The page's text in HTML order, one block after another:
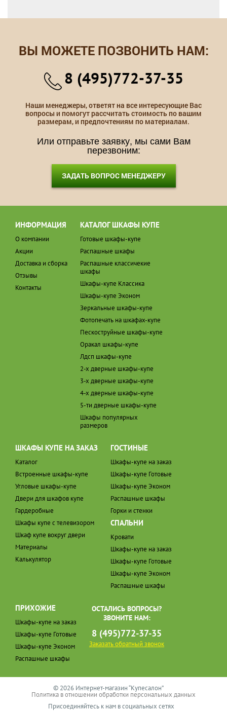
ВЫ МОЖЕТЕ ПОЗВОНИТЬ НАМ:
8 (495)772-37-35
Наши менеджеры, ответят на все интересующие Вас
вопросы и помогут рассчитать стоимость по вашим
размерам, и предпочтениям по материалам.
Или отправьте заявку, мы сами Вам
перезвоним:
ЗАДАТЬ ВОПРОС МЕНЕДЖЕРУ
ИНФОРМАЦИЯ
О компании
Акции
Доставка и сборка
Отзывы
Контакты
КАТАЛОГ ШКАФЫ КУПЕ
Готовые шкафы-купе
Распашные шкафы
Распашные классичекие
шкафы
Шкафы-купе Классика
Шкафы-купе Эконом
Зеркальные шкафы-купе
Фотопечать на шкафах-купе
Пескоструйные шкафы-купе
Оракал шкафы-купе
Лдсп шкафы-купе
2-х дверные шкафы-купе
3-х дверные шкафы-купе
4-х дверные шкафы-купе
5-ти дверные шкафы-купе
Шкафы популярных
размеров
ШКАФЫ КУПЕ НА ЗАКАЗ
Каталог
Встроенные шкафы-купе
Угловые шкафы-купе
Двери для шкафов купе
Гардеробные
Шкафы купе с телевизором
Шкаф купе вокруг двери
Материалы
Калькулятор
ГОСТИНЫЕ
Шкафы-купе на заказ
Шкафы-купе Готовые
Шкафы-купе Эконом
Распашные шкафы
Горки и стенки
СПАЛЬНИ
Кровати
Шкафы-купе на заказ
Шкафы-купе Готовые
Шкафы-купе Эконом
Распашные шкафы
ПРИХОЖИЕ
Шкафы-купе на заказ
Шкафы-купе Готовые
Шкафы-купе Эконом
Распашные шкафы
ОСТАЛИСЬ ВОПРОСЫ?
ЗВОНИТЕ НАМ:
8 (495)772-37-35
Заказать обратный звонок
© 2026 Интернет-магазин “Купесалон”
Политика в отношении обработки персональных данных
Присоединяйтесь к нам в социальных сетях